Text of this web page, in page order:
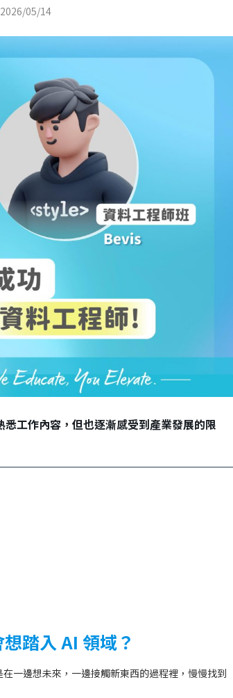
2026/05/14
工作內容，但也逐漸感受到產業發展的限
踏入 AI 領域？
一邊想未來，一邊接觸新東西的過程裡，慢慢找到